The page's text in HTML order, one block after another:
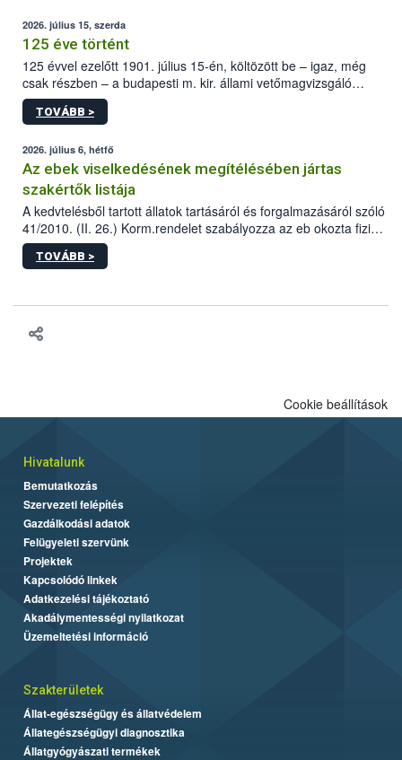
2026. július 15, szerda
125 éve történt
125 évvel ezelőtt 1901. július 15-én, költözött be – igaz, még
csak részben – a budapesti m. kir. állami vetőmagvizsgáló
állomás a Kis Rókus utca 15. szám alatti, Czigler Győző által
tervezett új épületébe.
TOVÁBB >
2026. július 6, hétfő
Az ebek viselkedésének megítélésében jártas
szakértők listája
A kedvtelésből tartott állatok tartásáról és forgalmazásáról szóló
41/2010. (II. 26.) Korm.rendelet szabályozza az eb okozta fizikai
sérülés, illetve ennek veszélye keletkezésekor felmerülő
hatósági feladatokat, valamint a veszélyes eb tartását és annak
TOVÁBB >
Cookie beállítások
Hivatalunk
Bemutatkozás
Szervezeti felépítés
Gazdálkodási adatok
Felügyeleti szervünk
Projektek
Kapcsolódó linkek
Adatkezelési tájékoztató
Akadálymentességi nyilatkozat
Üzemeltetési információ
Szakterületek
Állat-egészségügy és állatvédelem
Állategészségügyi diagnosztika
Állatgyógyászati termékek